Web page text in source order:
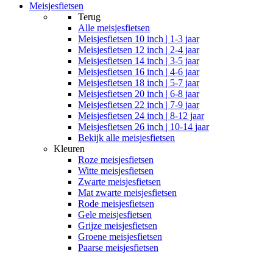
Meisjesfietsen
Terug
Alle meisjesfietsen
Meisjesfietsen 10 inch | 1-3 jaar
Meisjesfietsen 12 inch | 2-4 jaar
Meisjesfietsen 14 inch | 3-5 jaar
Meisjesfietsen 16 inch | 4-6 jaar
Meisjesfietsen 18 inch | 5-7 jaar
Meisjesfietsen 20 inch | 6-8 jaar
Meisjesfietsen 22 inch | 7-9 jaar
Meisjesfietsen 24 inch | 8-12 jaar
Meisjesfietsen 26 inch | 10-14 jaar
Bekijk alle meisjesfietsen
Kleuren
Roze meisjesfietsen
Witte meisjesfietsen
Zwarte meisjesfietsen
Mat zwarte meisjesfietsen
Rode meisjesfietsen
Gele meisjesfietsen
Grijze meisjesfietsen
Groene meisjesfietsen
Paarse meisjesfietsen